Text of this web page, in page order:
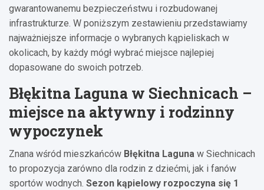
gwarantowanemu bezpieczeństwu i rozbudowanej
infrastrukturze. W poniższym zestawieniu przedstawiamy
najważniejsze informacje o wybranych kąpieliskach w
okolicach, by każdy mógł wybrać miejsce najlepiej
dopasowane do swoich potrzeb.
Błękitna Laguna w Siechnicach –
miejsce na aktywny i rodzinny
wypoczynek
Znana wśród mieszkańców Błękitna Laguna w Siechnicach
to propozycja zarówno dla rodzin z dziećmi, jak i fanów
sportów wodnych. Sezon kąpielowy rozpoczyna się 1